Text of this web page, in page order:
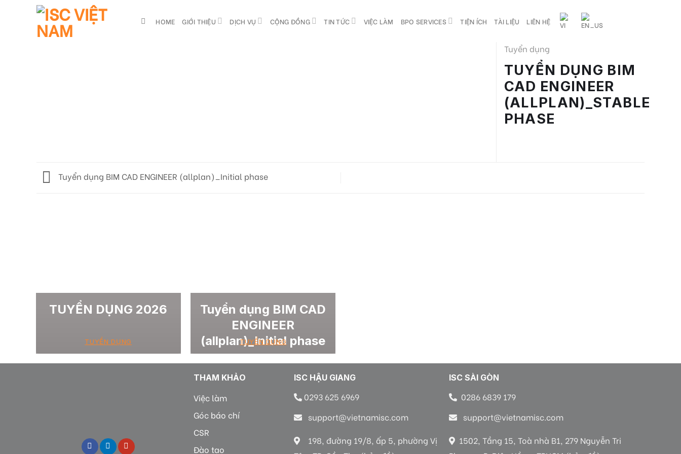
HOME GIỚI THIỆU DỊCH VỤ CỘNG ĐỒNG TIN TỨC VIỆC LÀM BPO SERVICES TIỆN ÍCH TÀI LIỆU LIÊN HỆ
Tuyển dụng
TUYỂN DỤNG BIM
CAD ENGINEER
(ALLPLAN)_STABLE
PHASE
Tuyển dụng BIM CAD ENGINEER (allplan)_Initial phase
TUYỂN DỤNG 2026
TUYỂN DỤNG
Tuyển dụng BIM CAD
ENGINEER
(allplan)_Initial phase
TUYỂN DỤNG
THAM KHẢO
Việc làm
Góc báo chí
CSR
Đào tạo
ISC HẬU GIANG
0293 625 6969
support@vietnamisc.com
198, đường 19/8, ấp 5, phường Vị
ISC SÀI GÒN
0286 6839 179
support@vietnamisc.com
1502, Tầng 15, Toà nhà B1, 279 Nguyễn Tri